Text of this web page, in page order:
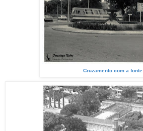
Cruzamento com a fonte